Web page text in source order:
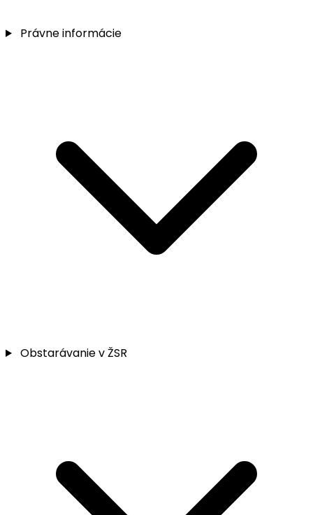
Právne informácie
Obstarávanie v ŽSR